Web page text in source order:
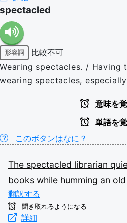
spectacled
形容詞
比較不可
Wearing spectacles. / Having
wearing spectacles,
意味を
単語を
このボタンはなに？
The spectacled librarian
books while humming an old
翻訳する
聞き取れるようになる
詳細